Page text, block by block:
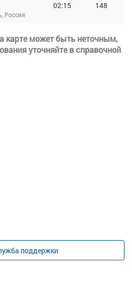
Россия
02:15 148
карте может быть неточным,
уточняйте в справочной
поддержки